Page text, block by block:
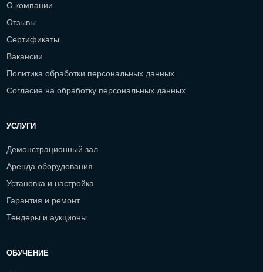
О компании
Отзывы
Сертификаты
Вакансии
Политика обработки персональных данных
Согласие на обработку персональных данных
УСЛУГИ
Демонстрационный зал
Аренда оборудования
Установка и настройка
Гарантия и ремонт
Тендеры и аукционы
ОБУЧЕНИЕ